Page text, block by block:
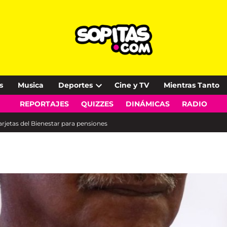
Musica Deportes
Open
dropdown
Cine y TV Mientras Tanto
REPORTAJES QUIZZES DINÁMICAS RADIO
del Bienestar para pensiones